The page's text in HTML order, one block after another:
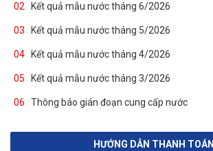
02 Kết quả mẫu nước tháng 6/2026
03 Kết quả mẫu nước tháng 5/2026
04 Kết quả mẫu nước tháng 4/2026
05 Kết quả mẫu nước tháng 3/2026
06 Thông báo gián đoạn cung cấp nước
HƯỚNG DẪN THANH TOÁN